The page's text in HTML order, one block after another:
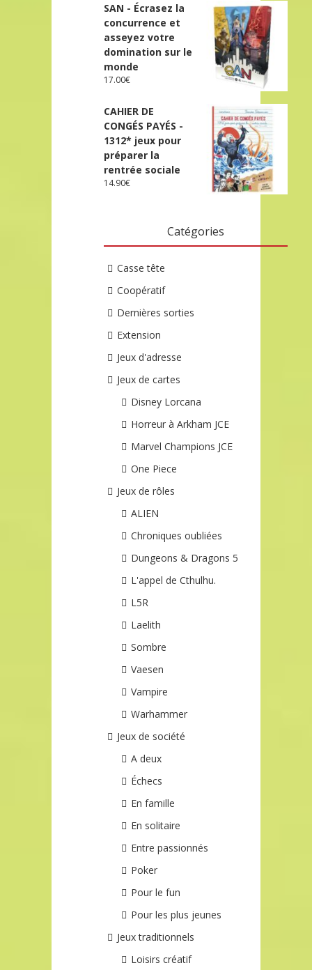
SAN - Écrasez la
concurrence et
asseyez votre
domination sur le
monde
17.00€
CAHIER DE
CONGÉS PAYÉS -
1312* jeux pour
préparer la
rentrée sociale
14.90€
Catégories
Casse tête
Coopératif
Dernières sorties
Extension
Jeux d'adresse
Jeux de cartes
Disney Lorcana
Horreur à Arkham JCE
Marvel Champions JCE
One Piece
Jeux de rôles
ALIEN
Chroniques oubliées
Dungeons & Dragons 5
L'appel de Cthulhu.
L5R
Laelith
Sombre
Vaesen
Vampire
Warhammer
Jeux de société
A deux
Échecs
En famille
En solitaire
Entre passionnés
Poker
Pour le fun
Pour les plus jeunes
Jeux traditionnels
Loisirs créatif